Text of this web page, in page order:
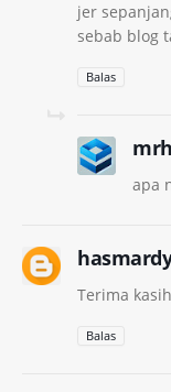
jer
sebab blog
Balas
apa
hasmardy
Terima kasih
Balas